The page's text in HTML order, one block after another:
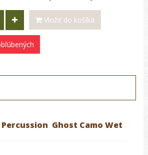
Vložiť do košíka
Ghost Camo Wet